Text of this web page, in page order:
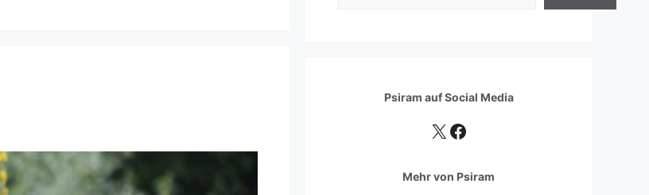
Psiram aufSocial Media
X Facebook
Mehr von Psiram